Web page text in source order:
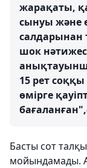
жарақаты,
сынуы және
салдарынан
шок
15 рет
өмірге
Басты сот
мойындамады.